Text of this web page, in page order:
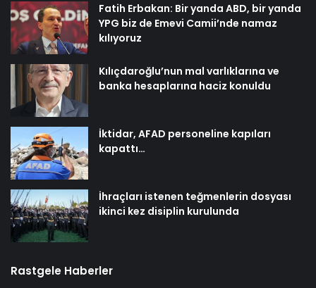
Fatih Erbakan: Bir yanda ABD, bir yanda
YPG biz de Emevi Camii’nde namaz
kılıyoruz
Kılıçdaroğlu’nun mal varlıklarına ve
banka hesaplarına haciz konuldu
İktidar, AFAD personeline kapıları
kapattı…
İhraçları istenen teğmenlerin dosyası
ikinci kez disiplin kurulunda
Rastgele Haberler